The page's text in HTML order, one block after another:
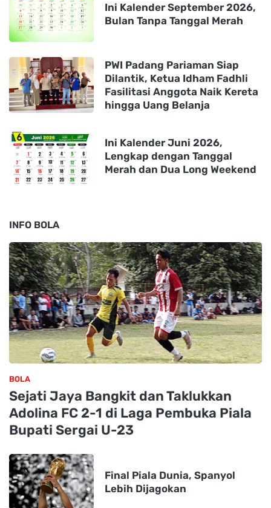
Ini Kalender September 2026,
Bulan Tanpa Tanggal Merah
PWI Padang Pariaman Siap
Dilantik, Ketua Idham Fadhli
Fasilitasi Anggota Naik Kereta
hingga Uang Belanja
Ini Kalender Juni 2026,
Lengkap dengan Tanggal
Merah dan Dua Long Weekend
INFO BOLA
BOLA
Sejati Jaya Bangkit dan Taklukkan
Adolina FC 2-1 di Laga Pembuka Piala
Bupati Sergai U-23
Final Piala Dunia, Spanyol
Lebih Dijagokan